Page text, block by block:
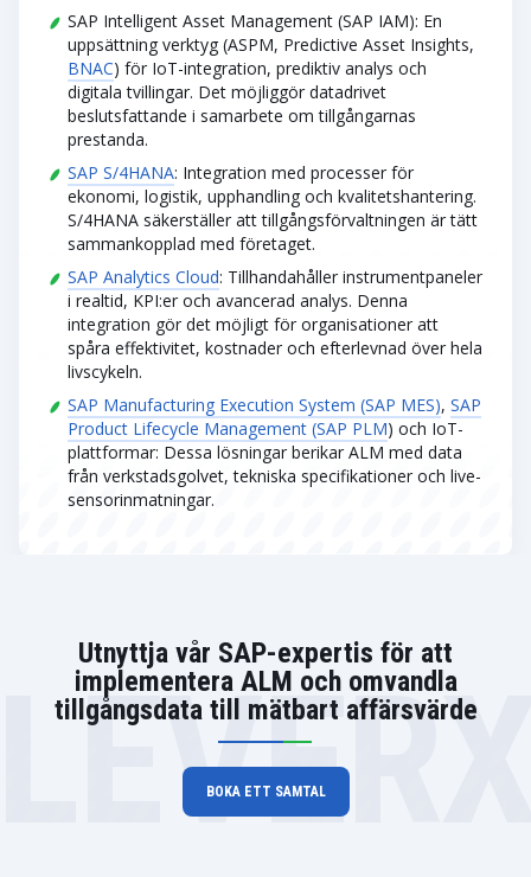
SAP Intelligent Asset Management (SAP IAM): En
uppsättning verktyg (ASPM, Predictive Asset Insights,
BNAC) för IoT-integration, prediktiv analys och
digitala tvillingar. Det möjliggör datadrivet
beslutsfattande i samarbete om tillgångarnas
prestanda.
SAP S/4HANA: Integration med processer för
ekonomi, logistik, upphandling och kvalitetshantering.
S/4HANA säkerställer att tillgångsförvaltningen är tätt
sammankopplad med företaget.
SAP Analytics Cloud: Tillhandahåller instrumentpaneler
i realtid, KPI:er och avancerad analys. Denna
integration gör det möjligt för organisationer att
spåra effektivitet, kostnader och efterlevnad över hela
livscykeln.
SAP Manufacturing Execution System (SAP MES), SAP
Product Lifecycle Management (SAP PLM) och IoT-
plattformar: Dessa lösningar berikar ALM med data
från verkstadsgolvet, tekniska specifikationer och live-
sensorinmatningar.
Utnyttja vår SAP-expertis för att
implementera ALM och omvandla
tillgångsdata till mätbart affärsvärde
BOKA ETT SAMTAL